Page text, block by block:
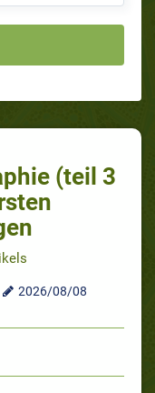
(teil 3
2026/08/08